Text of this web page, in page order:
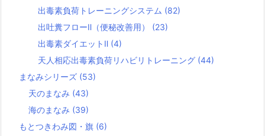
出毒素負荷トレーニングシステム (82)
出吐糞フローⅡ（便秘改善用） (23)
出毒素ダイエットⅡ (4)
天人相応出毒素負荷リハビリトレーニング (44)
まなみシリーズ (53)
天のまなみ (43)
海のまなみ (39)
もとつきわみ図・旗 (6)